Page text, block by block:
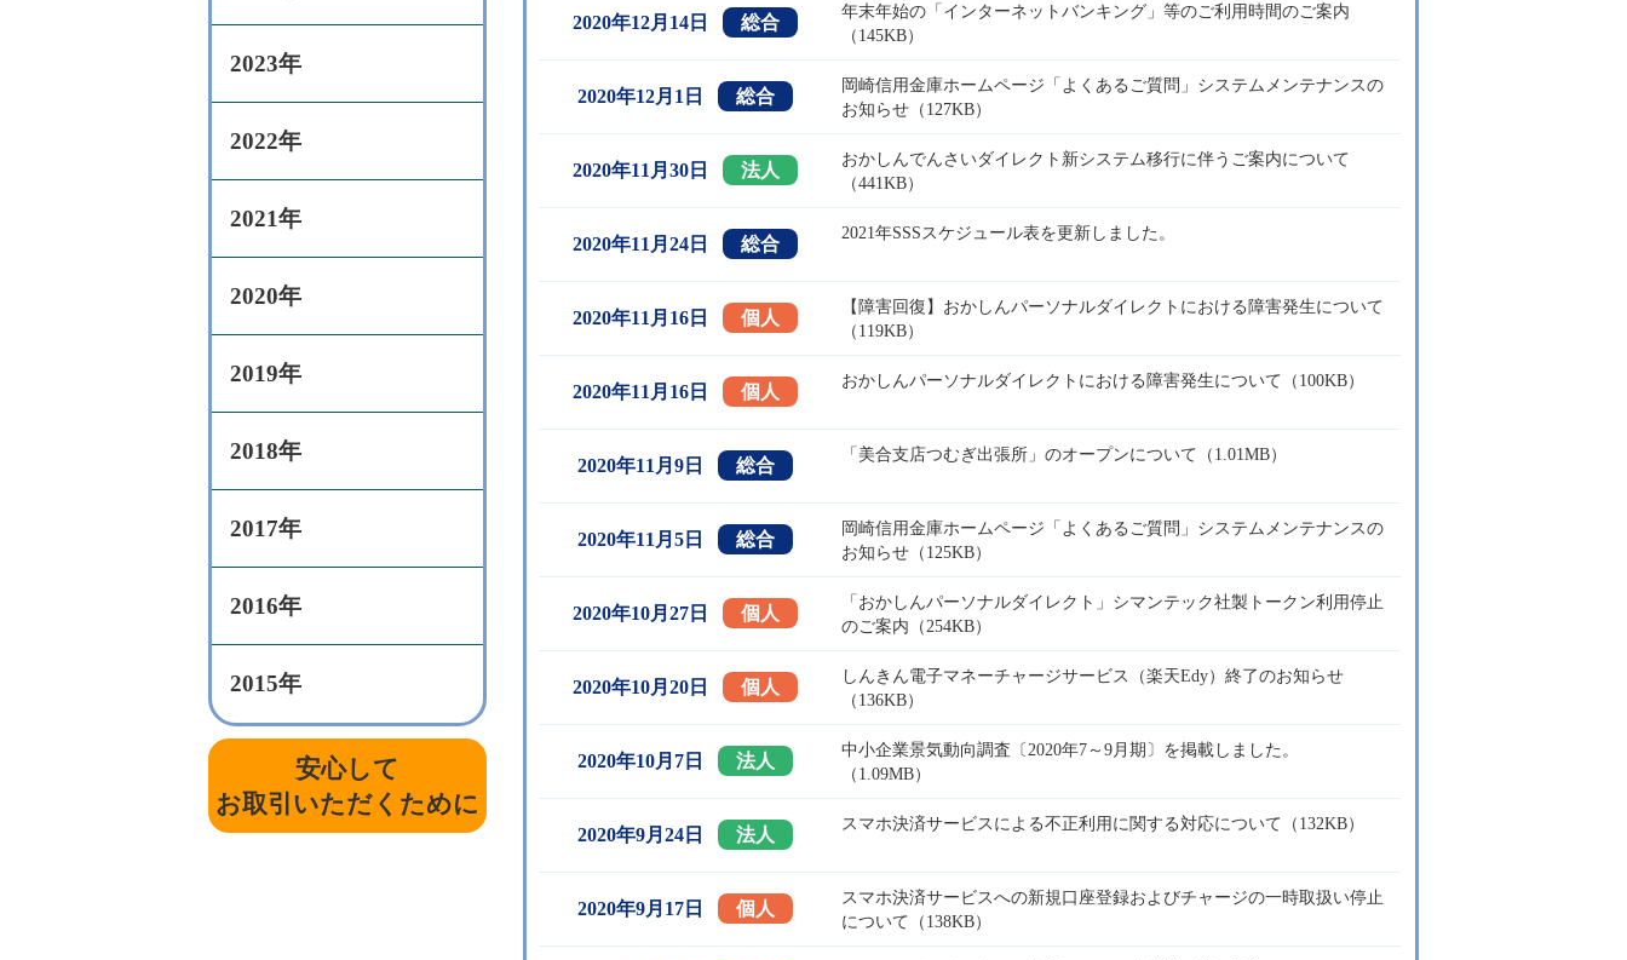
2020年12月14日 総合
年末年始の「インターネットバンキング」等のご利用時間のご案内
（145KB）
2020年12月1日 総合
岡崎信用金庫ホームページ「よくあるご質問」システムメンテナンスの
お知らせ（127KB）
2020年11月30日 法人
おかしんでんさいダイレクト新システム移行に伴うご案内について
（441KB）
2020年11月24日 総合
2021年SSSスケジュール表を更新しました。
2020年11月16日 個人
【障害回復】おかしんパーソナルダイレクトにおける障害発生について
（119KB）
2020年11月16日 個人
おかしんパーソナルダイレクトにおける障害発生について（100KB）
2020年11月9日 総合
「美合支店つむぎ出張所」のオープンについて（1.01MB）
2020年11月5日 総合
岡崎信用金庫ホームページ「よくあるご質問」システムメンテナンスの
お知らせ（125KB）
2020年10月27日 個人
「おかしんパーソナルダイレクト」シマンテック社製トークン利用停止
のご案内（254KB）
2020年10月20日 個人
しんきん電子マネーチャージサービス（楽天Edy）終了のお知らせ
（136KB）
2020年10月7日 法人
中小企業景気動向調査〔2020年7～9月期〕を掲載しました。
（1.09MB）
2020年9月24日 法人
スマホ決済サービスによる不正利用に関する対応について（132KB）
2020年9月17日 個人
スマホ決済サービスへの新規口座登録およびチャージの一時取扱い停止
について（138KB）
2023年
2022年
2021年
2020年
2019年
2018年
2017年
2016年
2015年
安心して
お取引いただくために